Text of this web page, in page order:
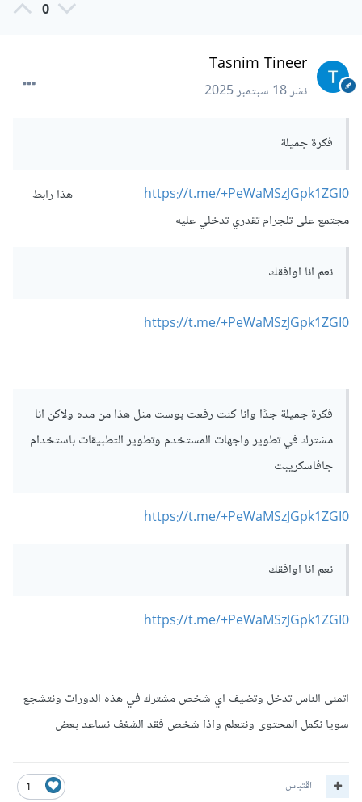
0
Tasnim Tineer
نشر18 سبتمبر 2025
فكرة جميلة
https://t.me/+PeWaMSzJGpk1ZGI0هذا رابط
مجتمع على تلجرام تقدري تدخلي عليه
نعم انا اوافقك
https://t.me/+PeWaMSzJGpk1ZGI0
فكرة جميلة جدًا وانا كنت رفعت بوست مثل هذا من مده ولاكن انا
مشترك في تطوير واجهات المستخدم وتطوير التطبيقات باستخدام
جافاسكريبت
https://t.me/+PeWaMSzJGpk1ZGI0
نعم انا اوافقك
https://t.me/+PeWaMSzJGpk1ZGI0
اتمنى الناس تدخل وتضيف اي شخص مشترك في هذه الدورات ونتشجع
سويا نكمل المحتوى ونتعلم واذا شخص فقد الشغف نساعد بعض
1 اقتباس